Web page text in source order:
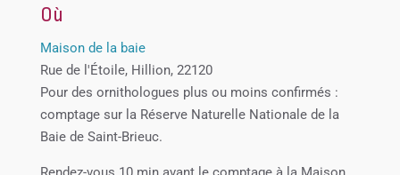
Où
Maison de la baie
Rue de l'Étoile, Hillion, 22120
Pour des ornithologues plus ou moins confirmés :
comptage sur la Réserve Naturelle Nationale de la
Baie de Saint-Brieuc.